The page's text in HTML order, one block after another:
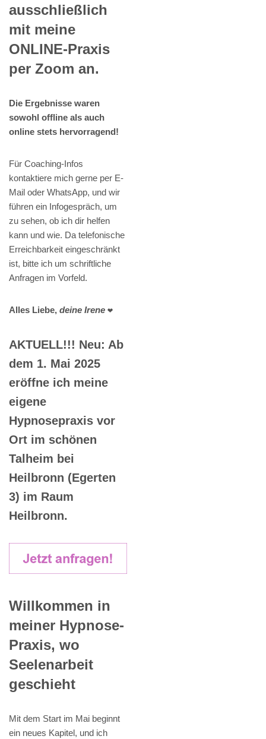
ausschließlich
mit meine
ONLINE-Praxis
per Zoom an.
Die Ergebnisse waren
sowohl offline als auch
online stets hervorragend!
Für Coaching-Infos
kontaktiere mich gerne per E-
Mail oder WhatsApp, und wir
führen ein Infogespräch, um
zu sehen, ob ich dir helfen
kann und wie. Da telefonische
Erreichbarkeit eingeschränkt
ist, bitte ich um schriftliche
Anfragen im Vorfeld.
Alles Liebe, deine Irene ❤️
AKTUELL!!! Neu: Ab
dem 1. Mai 2025
eröffne ich meine
eigene
Hypnosepraxis vor
Ort im schönen
Talheim bei
Heilbronn (Egerten
3) im Raum
Heilbronn.
Willkommen in
meiner Hypnose-
Praxis, wo
Seelenarbeit
geschieht
Mit dem Start im Mai beginnt
ein neues Kapitel, und ich